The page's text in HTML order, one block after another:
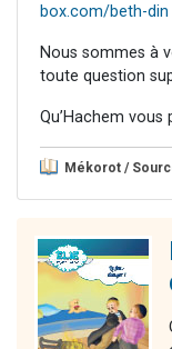
box.com/beth-din
Nous sommes à
toute question
Qu’Hachem
Mékorot /